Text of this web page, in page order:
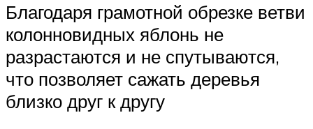
Благодаря грамотной обрезке ветви
колонновидных яблонь не
разрастаются и не спутываются,
что позволяет сажать деревья
близко друг к другу